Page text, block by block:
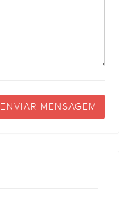
ENVIAR MENSAGEM